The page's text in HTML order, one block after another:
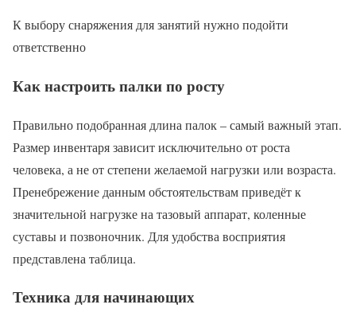
К выбору снаряжения для занятий нужно подойти
ответственно
Как настроить палки по росту
Правильно подобранная длина палок – самый важный этап.
Размер инвентаря зависит исключительно от роста
человека, а не от степени желаемой нагрузки или возраста.
Пренебрежение данным обстоятельствам приведёт к
значительной нагрузке на тазовый аппарат, коленные
суставы и позвоночник. Для удобства восприятия
представлена таблица.
Техника для начинающих